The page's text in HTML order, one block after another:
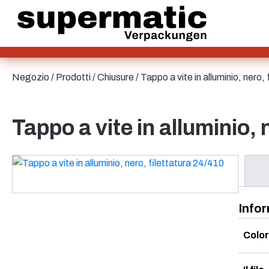
Alluminio
Lamiera
HD-PE
Cartone
Gres
Nylon
Borsa e Bag-in-Box
Negozio / Prodotti/Chiusure/ Tappo a vite in alluminio,
Tappo a vite in